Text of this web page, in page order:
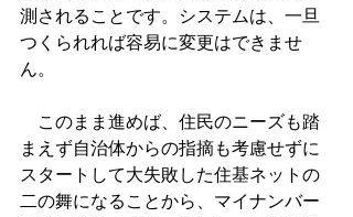
測されることです。システムは、一旦
つくられれば容易に変更はできませ
ん。
このまま進めば、住民のニーズも踏
まえず自治体からの指摘も考慮せずに
スタートして大失敗した住基ネットの
二の舞になることから、マイナンバー